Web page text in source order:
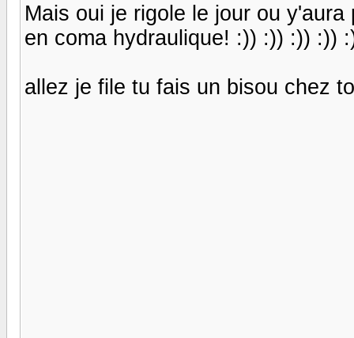
Mais oui je rigole le jour ou
en coma hydraulique! :)) :)) :)) :))
allez je file tu fais un bisou chez